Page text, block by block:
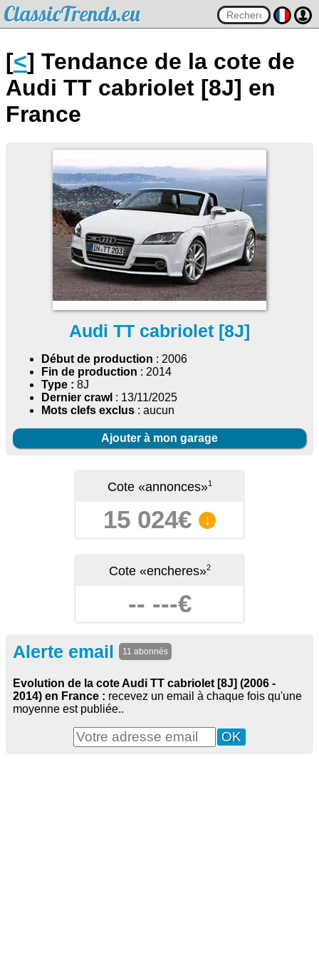
ClassicTrends.eu
[<] Tendance de la cote de
Audi TT cabriolet [8J] en
France
Audi TT cabriolet [8J]
Début de production : 2006
Fin de production : 2014
Type : 8J
Dernier crawl : 13/11/2025
Mots clefs exclus : aucun
Ajouter à mon garage
Cote «annonces»1
15 024€ ↓
Cote «encheres»2
-- ---€
Alerte email 11 abonnés
Evolution de la cote Audi TT cabriolet [8J] (2006 -
2014) en France : recevez un email à chaque fois qu'une
moyenne est publiée..